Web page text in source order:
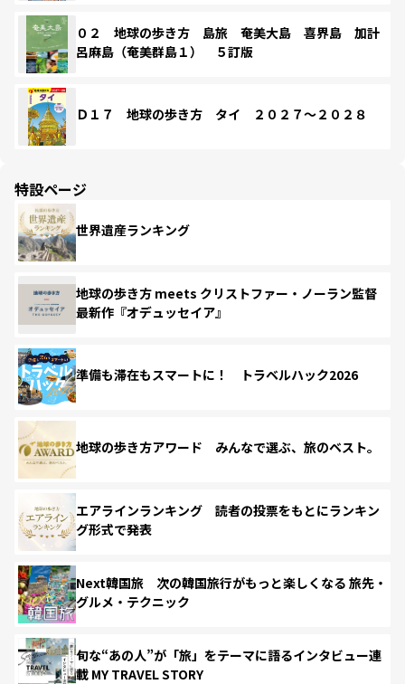
０２ 地球の歩き方 島旅 奄美大島 喜界島 加計
呂麻島（奄美群島１） ５訂版
Ｄ１７ 地球の歩き方 タイ ２０２７～２０２８
特設ページ
世界遺産ランキング
地球の歩き方 meets クリストファー・ノーラン監督
最新作『オデュッセイア』
準備も滞在もスマートに！ トラベルハック2026
地球の歩き方アワード みんなで選ぶ、旅のベスト。
エアラインランキング 読者の投票をもとにランキン
グ形式で発表
Next韓国旅 次の韓国旅行がもっと楽しくなる 旅先・
グルメ・テクニック
旬な“あの人”が「旅」をテーマに語るインタビュー連
載 MY TRAVEL STORY